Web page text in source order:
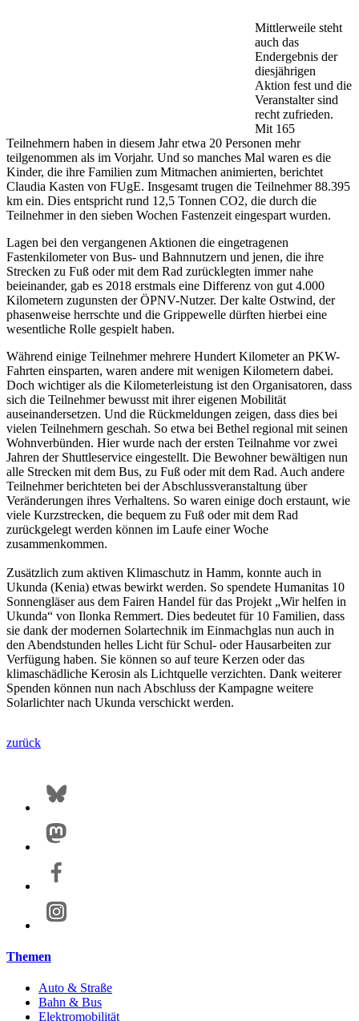
Mittlerweile steht
auch das
Endergebnis der
diesjährigen
Aktion fest und die
Veranstalter sind
recht zufrieden.
Mit 165
Teilnehmern haben in diesem Jahr etwa 20 Personen mehr
teilgenommen als im Vorjahr. Und so manches Mal waren es die
Kinder, die ihre Familien zum Mitmachen animierten, berichtet
Claudia Kasten von FUgE. Insgesamt trugen die Teilnehmer 88.395
km ein. Dies entspricht rund 12,5 Tonnen CO2, die durch die
Teilnehmer in den sieben Wochen Fastenzeit eingespart wurden.
Lagen bei den vergangenen Aktionen die eingetragenen
Fastenkilometer von Bus- und Bahnnutzern und jenen, die ihre
Strecken zu Fuß oder mit dem Rad zurücklegten immer nahe
beieinander, gab es 2018 erstmals eine Differenz von gut 4.000
Kilometern zugunsten der ÖPNV-Nutzer. Der kalte Ostwind, der
phasenweise herrschte und die Grippewelle dürften hierbei eine
wesentliche Rolle gespielt haben.
Während einige Teilnehmer mehrere Hundert Kilometer an PKW-
Fahrten einsparten, waren andere mit wenigen Kilometern dabei.
Doch wichtiger als die Kilometerleistung ist den Organisatoren, dass
sich die Teilnehmer bewusst mit ihrer eigenen Mobilität
auseinandersetzen. Und die Rückmeldungen zeigen, dass dies bei
vielen Teilnehmern geschah. So etwa bei Bethel regional mit seinen
Wohnverbünden. Hier wurde nach der ersten Teilnahme vor zwei
Jahren der Shuttleservice eingestellt. Die Bewohner bewältigen nun
alle Strecken mit dem Bus, zu Fuß oder mit dem Rad. Auch andere
Teilnehmer berichteten bei der Abschlussveranstaltung über
Veränderungen ihres Verhaltens. So waren einige doch erstaunt, wie
viele Kurzstrecken, die bequem zu Fuß oder mit dem Rad
zurückgelegt werden können im Laufe einer Woche
zusammenkommen.
Zusätzlich zum aktiven Klimaschutz in Hamm, konnte auch in
Ukunda (Kenia) etwas bewirkt werden. So spendete Humanitas 10
Sonnengläser aus dem Fairen Handel für das Projekt „Wir helfen in
Ukunda“ von Ilonka Remmert. Dies bedeutet für 10 Familien, dass
sie dank der modernen Solartechnik im Einmachglas nun auch in
den Abendstunden helles Licht für Schul- oder Hausarbeiten zur
Verfügung haben. Sie können so auf teure Kerzen oder das
klimaschädliche Kerosin als Lichtquelle verzichten. Dank weiterer
Spenden können nun nach Abschluss der Kampagne weitere
Solarlichter nach Ukunda verschickt werden.
zurück
Themen
Auto & Straße
Bahn & Bus
Elektromobilität